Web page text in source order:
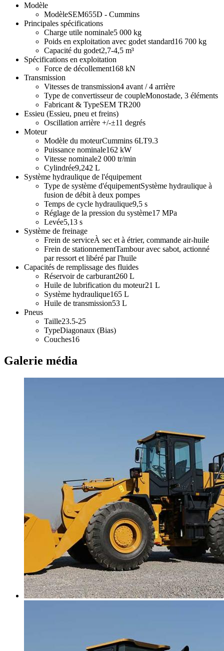
Modèle
ModèleSEM655D - Cummins
Principales spécifications
Charge utile nominale5 000 kg
Poids en exploitation avec godet standard16 700 kg
Capacité du godet2,7-4,5 m³
Spécifications en exploitation
Force de décollement168 kN
Transmission
Vitesses de transmission4 avant / 4 arrière
Type de convertisseur de coupleMonostade, 3 éléments
Fabricant & TypeSEM TR200
Essieu (Essieu, pneu et freins)
Oscillation arrière +/-±11 degrés
Moteur
Modèle du moteurCummins 6LT9.3
Puissance nominale162 kW
Vitesse nominale2 000 tr/min
Cylindrée9,242 L
Système hydraulique de l'équipement
Type de système d'équipementSystème hydraulique à
fusion de débit à deux pompes
Temps de cycle hydraulique9,5 s
Réglage de la pression du système17 MPa
Levée5,13 s
Système de freinage
Frein de serviceÀ sec et à étrier, commande air-huile
Frein de stationnementTambour avec sabot, actionné
par ressort et libéré par l'huile
Capacités de remplissage des fluides
Réservoir de carburant260 L
Huile de lubrification du moteur21 L
Système hydraulique165 L
Huile de transmission53 L
Pneus
Taille23.5-25
TypeDiagonaux (Bias)
Couches16
Galerie média